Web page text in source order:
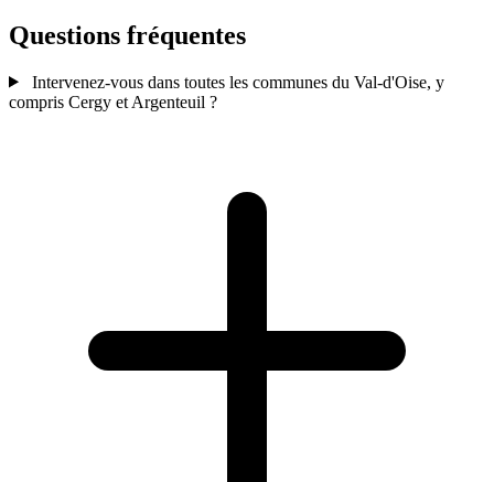
Questions fréquentes
Intervenez-vous dans toutes les communes du Val-d'Oise, y
compris Cergy et Argenteuil ?